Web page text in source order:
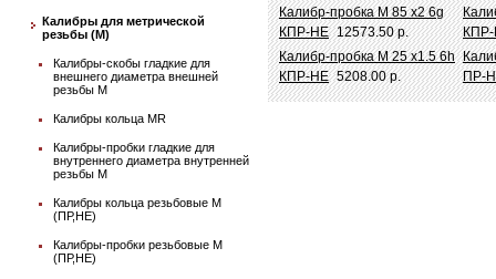
Калибры для метрической
резьбы (М)
Калибры-скобы гладкие для
внешнего диаметра внешней
резьбы М
Калибры кольца MR
Калибры-пробки гладкие для
внутреннего диаметра внутренней
резьбы М
Калибры кольца резьбовые М
(ПР,НЕ)
Калибры-пробки резьбовые М
(ПР,НЕ)
Калибр-пробка М 85 х2 6g
КПР-НЕ 12573.50 р.
Калибр-пробка М 25 х1.5 6h
КПР-НЕ 5208.00 р.
ПР-